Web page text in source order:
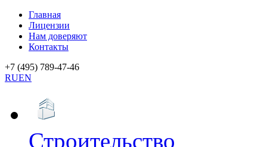
Главная
Лицензии
Нам доверяют
Контакты
+7 (495) 789-47-46
RUEN
Строительство